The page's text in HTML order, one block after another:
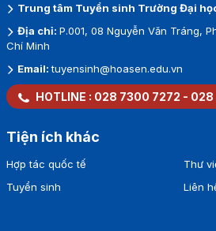
Trung tâm Tuyển sinh Trường Đại
Địa chỉ: P.001, 08 Nguyễn Văn Tráng,
Chí Minh
Email:tuyensinh@hoasen.edu.vn
HOTLINE : 028 7300 7272 - 028
Tiện ích khác
Hợp tác quốc tế
Tuyển sinh
Thư
Liên